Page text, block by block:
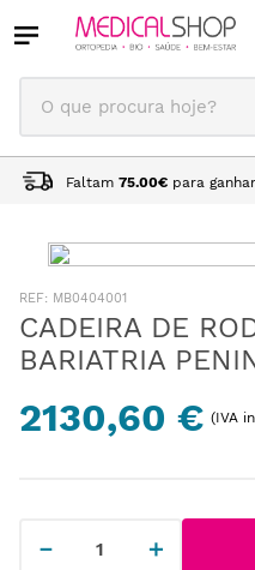
O que procura hoje?
Faltam 75.00€ para ganhar
: MB0404001
CADEIRA DE
BARIATRIA
2130,60 € (IVA
＋
－